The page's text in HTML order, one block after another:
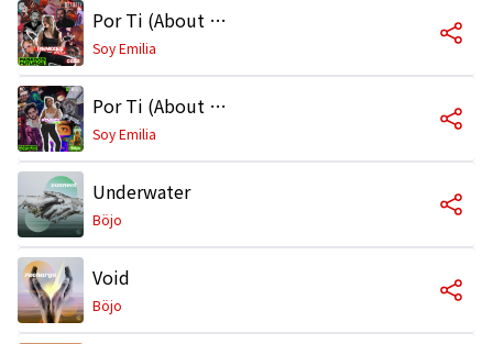
Por Ti (About Us) (Remix)
Soy Emilia
Por Ti (About Us) (Remix)
Soy Emilia
Underwater
Böjo
Void
Böjo